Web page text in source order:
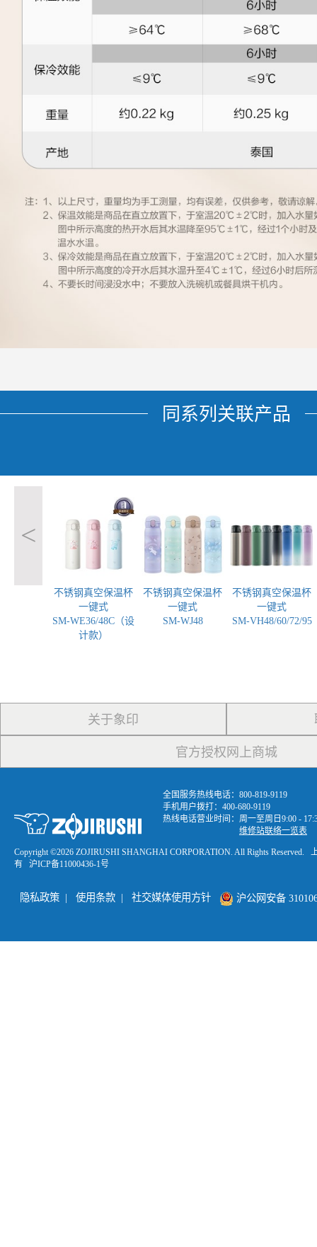
同系列关联产品
不锈钢真空保温杯
一键式
SM-WE36/48C（设
计款）
不锈钢真空保温杯
一键式
SM-WJ48
不锈钢真空保温杯
一键式
SM-VH48/60/72/95
<
全国服务热线电话：800-819-9119
手机用户拨打：400-680-9119
热线电话营业时间：周一至周日9:00 -
维修站联络一览表
关于象印
官方授权网上商城
Copyright ©2026 ZOJIRUSHI SHANGHAI CORPORATION. All Rights Reserved.
有 沪ICP备11000436-1号
隐私政策 使用条款 社交媒体使用方针 沪公网安备